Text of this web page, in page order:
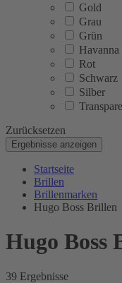
Gold
Grau
Grün
Havanna
Rot
Schwarz
Silber
Zurücksetzen
Ergebnisse anzeigen
Startseite
Brillen
Brillenmarken
Hugo Boss Brillen
Hugo Boss
39 Ergebnisse